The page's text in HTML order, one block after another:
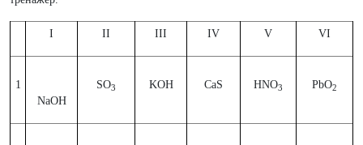
I II III IV V VI
1
NaOH
SO3 KOH CaS HNO3 PbO2